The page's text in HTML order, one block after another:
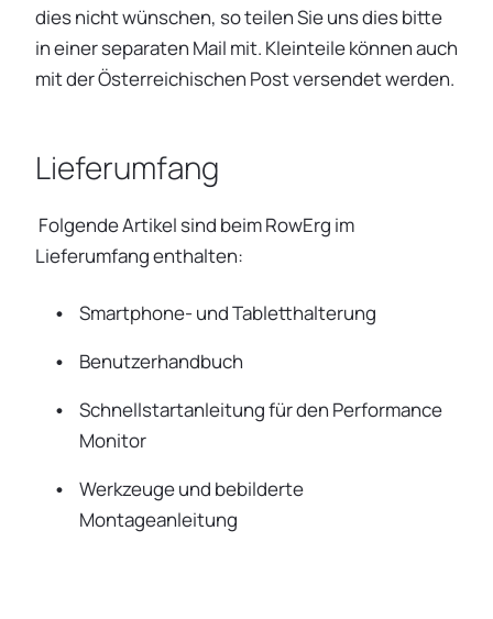
dies nicht wünschen, so teilen Sie uns dies bitte
in einer separaten Mail mit. Kleinteile können auch
mit der Österreichischen Post versendet werden.
Lieferumfang
Folgende Artikel sind beim RowErg im
Lieferumfang enthalten:
Smartphone- und Tabletthalterung
Benutzerhandbuch
Schnellstartanleitung für den Performance
Monitor
Werkzeuge und bebilderte
Montageanleitung